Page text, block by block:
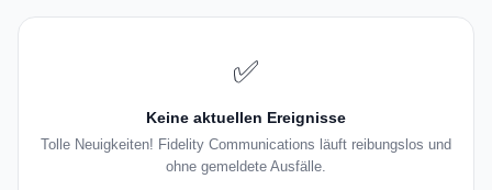
✅
Keine aktuellen Ereignisse
Tolle Neuigkeiten! Fidelity Communications läuft reibungslos und
ohne gemeldete Ausfälle.